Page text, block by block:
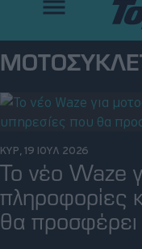
ΚΥΡ, 19 ΙΟΥΛ 2026
Το νέο Waze
πληροφορίες
θα
Δοκιμές
Electric
Motorsport
Άποψη
Viral
Big Reads